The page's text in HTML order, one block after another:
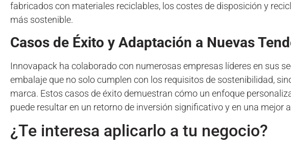
fabricados con materiales reciclables, los costes de disposición y
más sostenible.
Casos de Éxito y Adaptación a Nuevas
Innovapack ha colaborado con numerosas empresas líderes en sus
embalaje que no solo cumplen con los requisitos de sostenibilidad,
marca. Estos casos de éxito demuestran cómo un enfoque
puede resultar en un retorno de inversión significativo y en una mejor
¿Te interesa aplicarlo a tu negocio?